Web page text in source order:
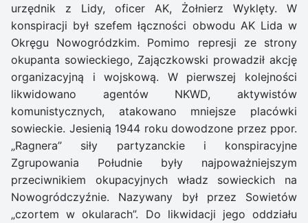
urzędnik z Lidy, oficer AK, Żołnierz Wyklęty. W
konspiracji był szefem łączności obwodu AK Lida w
Okręgu Nowogródzkim. Pomimo represji ze strony
okupanta sowieckiego, Zajączkowski prowadził akcję
organizacyjną i wojskową. W pierwszej kolejności
likwidowano agentów NKWD, aktywistów
komunistycznych, atakowano mniejsze placówki
sowieckie. Jesienią 1944 roku dowodzone przez ppor.
„Ragnera” siły partyzanckie i konspiracyjne
Zgrupowania Południe były najpoważniejszym
przeciwnikiem okupacyjnych władz sowieckich na
Nowogródczyźnie. Nazywany był przez Sowietów
„czortem w okularach”. Do likwidacji jego oddziału